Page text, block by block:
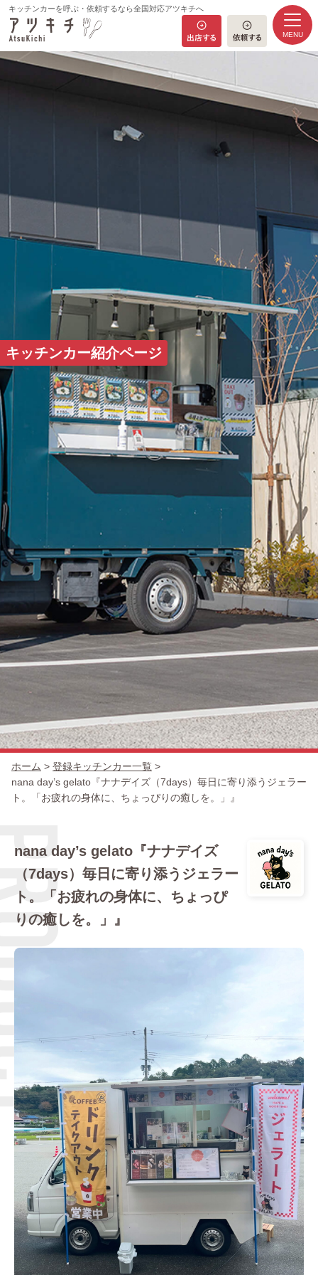
キッチンカーを呼ぶ・依頼するなら全国対応アツキチへ
MENU
HOME
キッチンカー一覧
出店場所
出店の流れ
ブログ
キッチンカー紹介ページ
ホーム > 登録キッチンカー一覧 >
nana day’s gelato『ナナデイズ（7days）毎日に寄り添うジェラー
ト。「お疲れの身体に、ちょっぴりの癒しを。」』
nana day’s gelato『ナナデイズ
（7days）毎日に寄り添うジェラー
ト。「お疲れの身体に、ちょっぴ
りの癒しを。」』